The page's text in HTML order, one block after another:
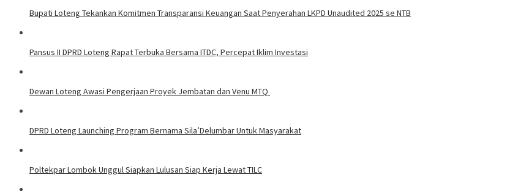
Bupati Loteng Tekankan Komitmen Transparansi Keuangan Saat Penyerahan LKPD Unaudited 2025 se NTB
Pansus II DPRD Loteng Rapat Terbuka Bersama ITDC, Percepat Iklim Investasi
Dewan Loteng Awasi Pengerjaan Proyek Jembatan dan Venu MTQ
DPRD Loteng Launching Program Bernama Sila’Delumbar Untuk Masyarakat
Poltekpar Lombok Unggul Siapkan Lulusan Siap Kerja Lewat TILC